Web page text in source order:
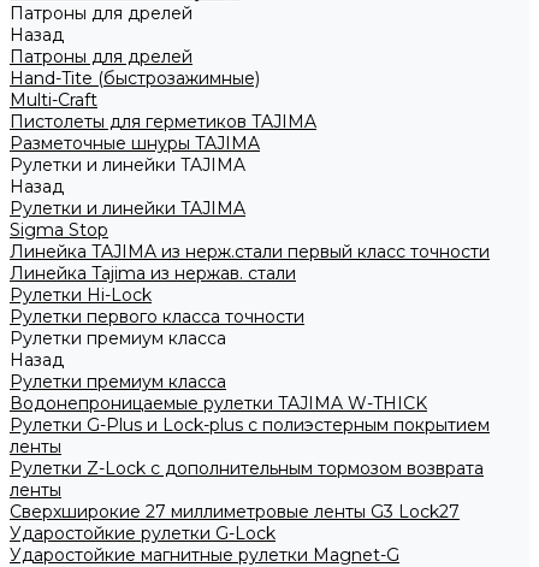
Патроны для дрелей
Назад
Патроны для дрелей
Hand-Tite (быстрозажимные)
Multi-Craft
Пистолеты для герметиков TAJIMA
Разметочные шнуры TAJIMA
Рулетки и линейки TAJIMA
Назад
Рулетки и линейки TAJIMA
Sigma Stop
Линейка TAJIMA из нерж.стали первый класс точности
Линейка Tajima из нержав. стали
Рулетки Hi-Lock
Рулетки первого класса точности
Рулетки премиум класса
Назад
Рулетки премиум класса
Водонепроницаемые рулетки TAJIMA W-THICK
Рулетки G-Plus и Lock-plus с полиэстерным покрытием
ленты
Рулетки Z-Lock с дополнительным тормозом возврата
ленты
Сверхширокие 27 миллиметровые ленты G3 Lock27
Ударостойкие рулетки G-Lock
Ударостойкие магнитные рулетки Magnet-G